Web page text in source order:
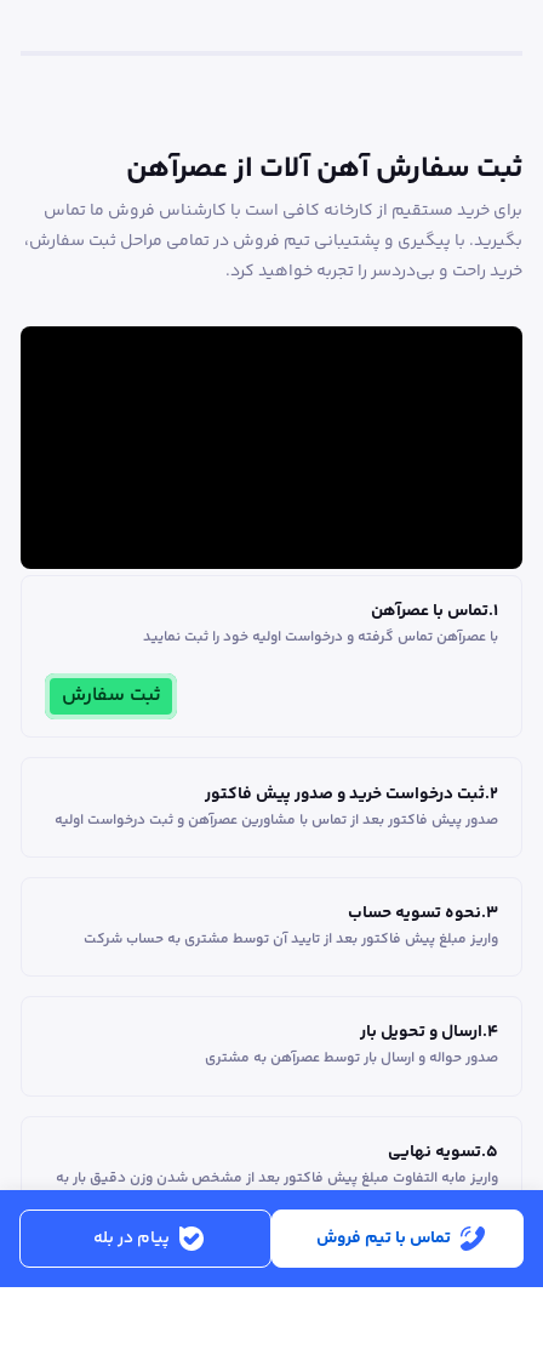
ثبت سفارش آهن آلات از عصرآهن
برای خرید مستقیم از کارخانه کافی است با کارشناس فروش ما تماس
بگیرید. با پیگیری و پشتیبانی تیم فروش در تمامی مراحل ثبت سفارش،
خرید راحت و بی‌دردسر را تجربه خواهید کرد.
1
.تماس با عصرآهن
با عصرآهن تماس گرفته و درخواست اولیه خود را ثبت نمایید
ثبت سفارش
2
.ثبت درخواست خرید و صدور پیش فاکتور
صدور پیش فاکتور بعد از تماس با مشاورین عصر‌آهن و ثبت درخواست اولیه
3
.نحوه تسویه حساب
واریز مبلغ پیش فاکتور بعد از تایید آن توسط مشتری به حساب شرکت
4
.ارسال و تحویل بار
صدور حواله و ارسال بار توسط عصرآهن به مشتری
5
.تسویه نهایی
واریز مابه التفاوت مبلغ پیش فاکتور بعد از مشخص شدن وزن دقیق بار به
تماس با تیم فروش پیام در بله